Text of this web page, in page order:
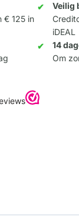
€ 125 in
Veilig
iDEAL
14
Om